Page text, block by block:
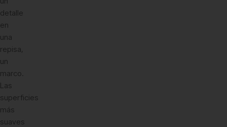
detalle
en
una
repisa,
un
marco.
Las
superficies
más
suaves